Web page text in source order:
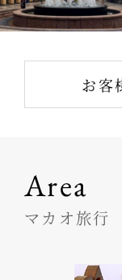
お客
Area
マカオ旅行